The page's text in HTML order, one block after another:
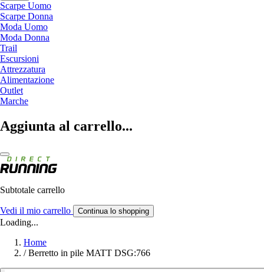
Scarpe Uomo
Scarpe Donna
Moda Uomo
Moda Donna
Trail
Escursioni
Attrezzatura
Alimentazione
Outlet
Marche
Aggiunta al carrello...
Subtotale carrello
Vedi il mio carrello Continua lo shopping
Loading...
Home
/ Berretto in pile MATT DSG:766